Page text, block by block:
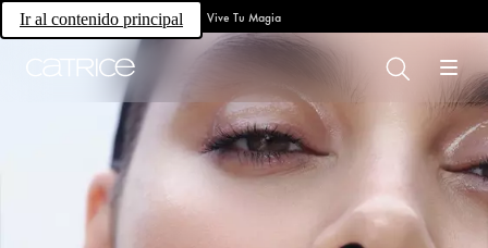
Ir al contenido principal Vive Tu Magia